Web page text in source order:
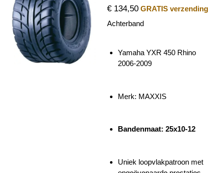
€ 134,50 GRATIS verzending
Achterband
Yamaha YXR 450 Rhino
2006-2009
Merk: MAXXIS
Bandenmaat: 25x10-12
Uniek loopvlakpatroon met